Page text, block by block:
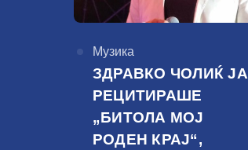
КАтегорија
Музика
ЗДРАВКО ЧОЛИЌ ЈА
РЕЦИТИРАШЕ
„БИТОЛА МОЈ
РОДЕН КРАЈ“,